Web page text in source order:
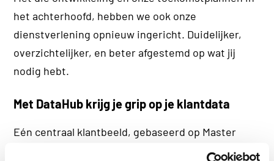
het achterhoofd, hebben we ook onze
dienstverlening opnieuw ingericht. Duidelijker,
overzichtelijker, en beter afgestemd op wat jij
nodig hebt.
Met DataHub krijg je grip op je klantdata
Eén centraal klantbeeld, gebaseerd op Master
Data Management. Inclusief functionaliteiten als